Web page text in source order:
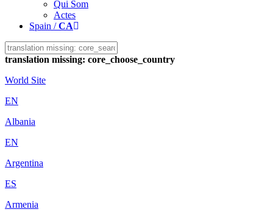
Qui Som
Actes
Spain /CA
translation missing: core_choose_country
World Site
EN
Albania
EN
Argentina
ES
Armenia